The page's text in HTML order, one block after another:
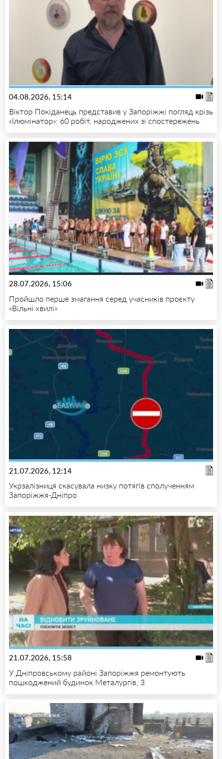
04.08.2026, 15:14
Віктор Покіданець представив у Запоріжжі погляд крізь
«Ілюмінатор»: 60 робіт, народжених зі спостережень
28.07.2026, 15:06
Пройшло перше змагання серед учасників проєкту
«Вільні хвилі»
21.07.2026, 12:14
Укрзалізниця скасувала низку потягів сполученням
Запоріжжя-Дніпро
21.07.2026, 15:58
У Дніпровському районі Запоріжжя ремонтують
пошкоджений будинок Металургів, 3